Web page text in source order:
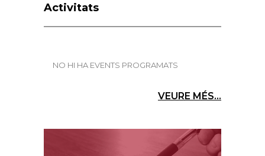
Activitats
NO HI HA EVENTS PROGRAMATS
VEURE MÉS...